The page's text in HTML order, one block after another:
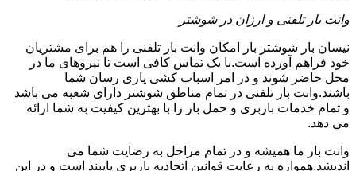
وانت بار تلفنی و ارزان در شوشتر
نیسان بار شوشتر بار امکان وانت بار تلفنی را هم برای مشتریان
خود فراهم آورده است.با یک تماس کافی است تا نیروهای ما در
محل حاضر شوند و در امر اسباب کشی یاری رسان شما
باشند.وانت بار تلفنی در تمام مناطق شوشتر دارای شعبه می باشد
و تمام خدمات باربری و حمل بار را با بهترین کیفیت به شما ارائه
می دهد.
وانت بار ما همیشه و در تمام مراحل به رضایت شما می
اندیشد.همواره به رعایت قوانین اتحادیه باربری پایبند است و در این